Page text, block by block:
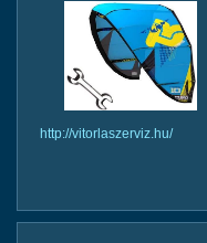
http://vitorlaszerviz.hu/